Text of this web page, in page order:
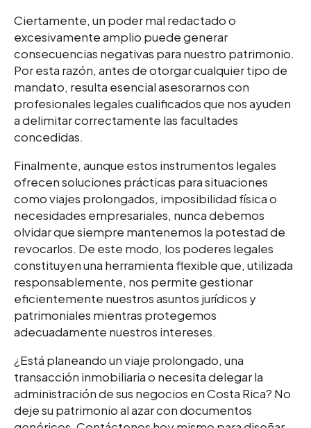
Ciertamente, un poder mal redactado o
excesivamente amplio puede generar
consecuencias negativas para nuestro patrimonio.
Por esta razón, antes de otorgar cualquier tipo de
mandato, resulta esencial asesorarnos con
profesionales legales cualificados que nos ayuden
a delimitar correctamente las facultades
concedidas.
Finalmente, aunque estos instrumentos legales
ofrecen soluciones prácticas para situaciones
como viajes prolongados, imposibilidad física o
necesidades empresariales, nunca debemos
olvidar que siempre mantenemos la potestad de
revocarlos. De este modo, los poderes legales
constituyen una herramienta flexible que, utilizada
responsablemente, nos permite gestionar
eficientemente nuestros asuntos jurídicos y
patrimoniales mientras protegemos
adecuadamente nuestros intereses.
¿Está planeando un viaje prolongado, una
transacción inmobiliaria o necesita delegar la
administración de sus negocios en Costa Rica? No
deje su patrimonio al azar con documentos